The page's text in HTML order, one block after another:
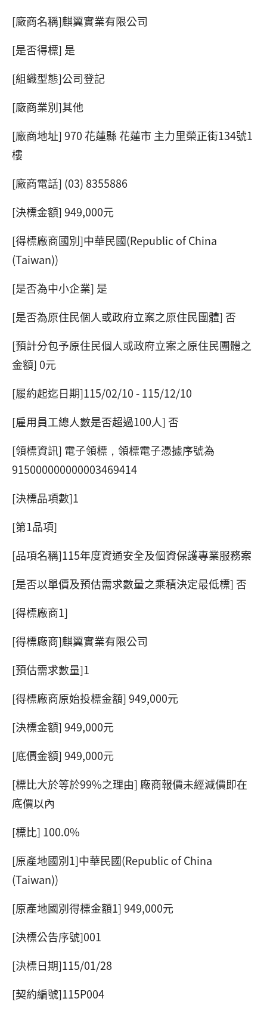
[廠商名稱]麒翼實業有限公司
[是否得標] 是
[組織型態]公司登記
[廠商業別]其他
[廠商地址] 970 花蓮縣 花蓮市 主力里榮正街134號1
樓
[廠商電話] (03) 8355886
[決標金額] 949,000元
[得標廠商國別]中華民國(Republic of China
(Taiwan))
[是否為中小企業] 是
[是否為原住民個人或政府立案之原住民團體] 否
[預計分包予原住民個人或政府立案之原住民團體之
金額] 0元
[履約起迄日期]115/02/10 - 115/12/10
[雇用員工總人數是否超過100人] 否
[領標資訊] 電子領標，領標電子憑據序號為
915000000000003469414
[決標品項數]1
[第1品項]
[品項名稱]115年度資通安全及個資保護專業服務案
[是否以單價及預估需求數量之乘積決定最低標] 否
[得標廠商1]
[得標廠商]麒翼實業有限公司
[預估需求數量]1
[得標廠商原始投標金額] 949,000元
[決標金額] 949,000元
[底價金額] 949,000元
[標比大於等於99%之理由] 廠商報價未經減價即在
底價以內
[標比] 100.0%
[原產地國別1]中華民國(Republic of China
(Taiwan))
[原產地國別得標金額1] 949,000元
[決標公告序號]001
[決標日期]115/01/28
[契約編號]115P004